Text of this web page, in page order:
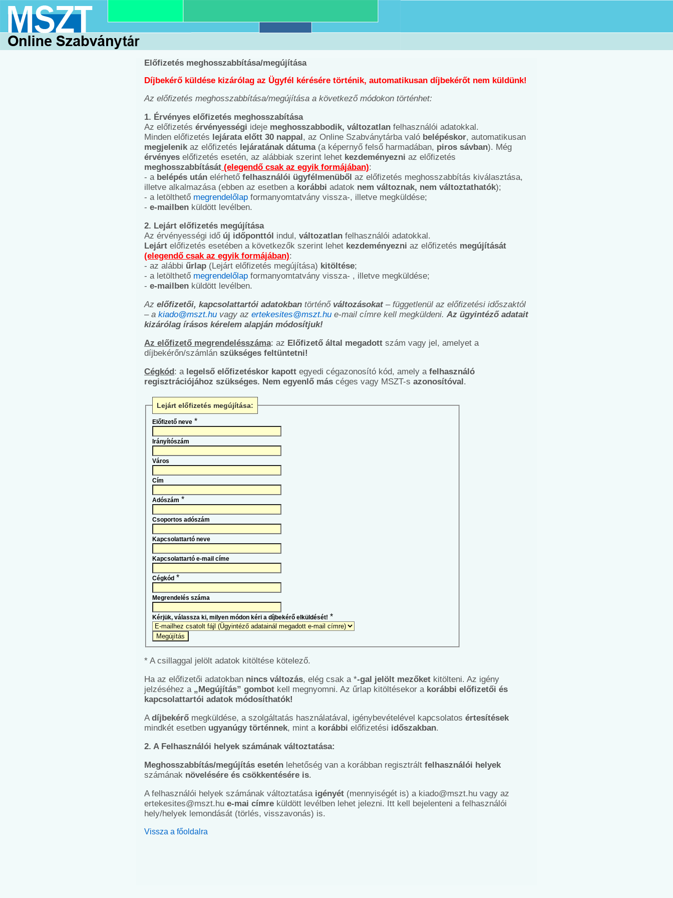
Előfizetés meghosszabbítása/megújítása
Díjbekérő küldése kizárólag az Ügyfél kérésére történik, automatikusan díjbekérőt nem küldünk!
Az előfizetés meghosszabbítása/megújítása a következő módokon történhet:
1. Érvényes előfizetés meghosszabítása
Az előfizetés érvényességi ideje meghosszabbodik, változatlan felhasználói adatokkal.
Minden előfizetés lejárata előtt 30 nappal, az Online Szabványtárba való belépéskor, automatikusan
megjelenikaz előfizetés lejáratának dátuma(a képernyő felső harmadában, piros sávban). Még
érvényes előfizetés esetén, az alábbiak szerint lehet kezdeményezni az előfizetés
meghosszabbítását (elegendő csak az egyik formájában):
- a belépés után elérhető felhasználói ügyfélmenüből az előfizetés meghosszabbítás kiválasztása,
illetve alkalmazása (ebben az esetben a korábbi adatok nem változnak, nem változtathatók);
- a letölthető megrendelőlap formanyomtatvány vissza-, illetve megküldése;
- e-mailben küldött levélben.
2. Lejárt előfizetés megújítása
Az érvényességi idő új időponttól indul, változatlan felhasználói adatokkal.
Lejárt előfizetés esetében a következők szerint lehet kezdeményezni az előfizetés megújítását
(elegendő csak az egyik formájában):
- az alábbi űrlap (Lejárt előfizetés megújítása) kitöltése;
- a letölthető megrendelőlap formanyomtatvány vissza- , illetve megküldése;
- e-mailben küldött levélben.
Az előfizetői, kapcsolattartói adatokban történő változásokat– függetlenül az előfizetési időszaktól
– a kiado@mszt.hu vagy az ertekesites@mszt.hu e-mail címre kell megküldeni. Az ügyintéző adatait
kizárólag írásos kérelem alapján módosítjuk!
Az előfizető megrendelésszáma: az Előfizető által megadott szám vagy jel, amelyet a
díjbekérőn/számlán szükséges feltüntetni!
Cégkód: a legelső előfizetéskor kapott egyedi cégazonosító kód, amely a felhasználó
regisztrációjához szükséges. Nem egyenlő más céges vagy MSZT-s azonosítóval.
Lejárt előfizetés megújítása:
Előfizető neve *
Irányítószám
Város
Cím
Adószám *
Csoportos adószám
Kapcsolattartó neve
Kapcsolattartó e-mail címe
Cégkód *
Megrendelés száma
Kérjük, válassza ki, milyen módon kéri a díjbekérő elküldését! *
* A csillaggal jelölt adatok kitöltése kötelező.
Ha az előfizetői adatokban nincs változás, elég csak a *-gal jelölt mezőket kitölteni. Az igény
jelzéséhez a „Megújítás” gombot kell megnyomni. Az űrlap kitöltésekor a korábbi előfizetői és
kapcsolattartói adatok módosíthatók!
A díjbekérő megküldése, a szolgáltatás használatával, igénybevételével kapcsolatos értesítések
mindkét esetben ugyanúgy történnek, mint a korábbi előfizetési időszakban.
2. A Felhasználói helyek számának változtatása:
Meghosszabbítás/megújítás esetén lehetőség van a korábban regisztrált felhasználói helyek
számának növelésére és csökkentésére is.
A felhasználói helyek számának változtatása igényét (mennyiségét is) a kiado@mszt.hu vagy az
ertekesites@mszt.hu e-mai címre küldött levélben lehet jelezni. Itt kell bejelenteni a felhasználói
hely/helyek lemondását (törlés, visszavonás) is.
Vissza a főoldalra